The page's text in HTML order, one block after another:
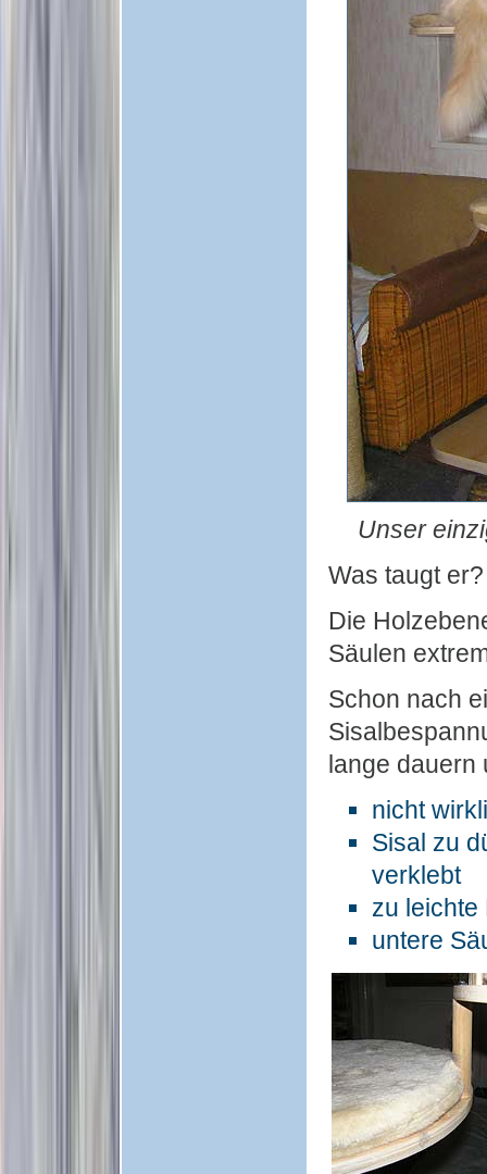
Unser
Was taugt er?
Die
Säulen
Schon nach
lange dauern
nicht
Sisal zu
verklebt
zu leichte
untere